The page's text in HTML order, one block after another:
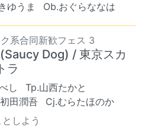
ゆうま Ob.おぐらななは
系合同新歓フェス 3
Dog) / 東京スカ
ラ
し
Tp.山西たかと
田潤吾
Cj.むらたほのか
しよう